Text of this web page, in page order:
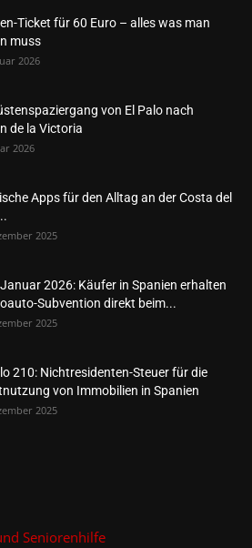
Ticket für 60 Euro – alles was man
muss
2026
von El Palo nach
de la Victoria
2026
Apps für den Alltag an der Costa del
2025
2026: Käufer in Spanien erhalten
Subvention direkt beim...
2025
210: Nichtresidenten-Steuer für die
von Immobilien in Spanien
2025
Seniorenhilfe